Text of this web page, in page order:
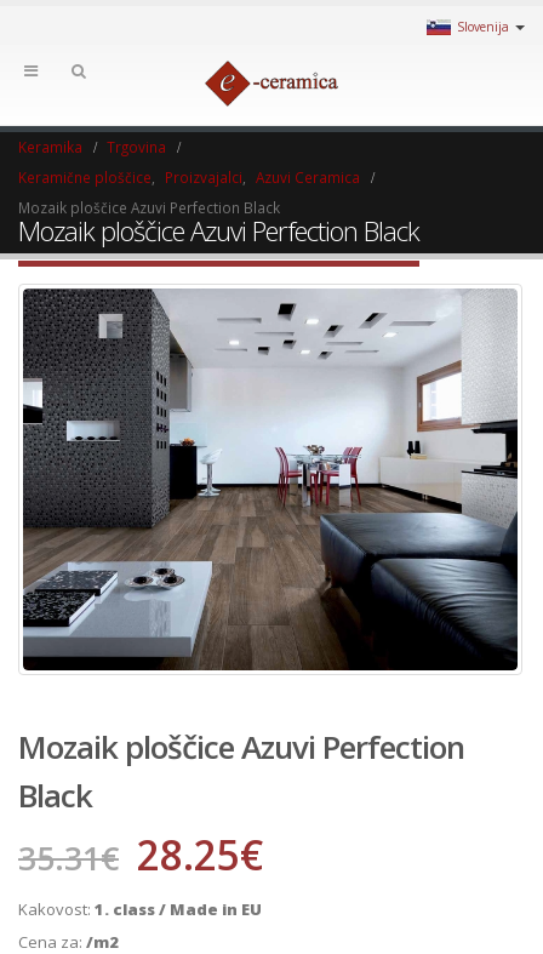
Slovenija
Keramika
Trgovina
Keramične ploščice
Proizvajalci
Azuvi Ceramica
Mozaik ploščice Azuvi Perfection Black
Mozaik ploščice Azuvi Perfection Black
Mozaik ploščice Azuvi Perfection
Black
35.31€ 28.25€
Kakovost: 1. class / Made in EU
Cena za: /m2